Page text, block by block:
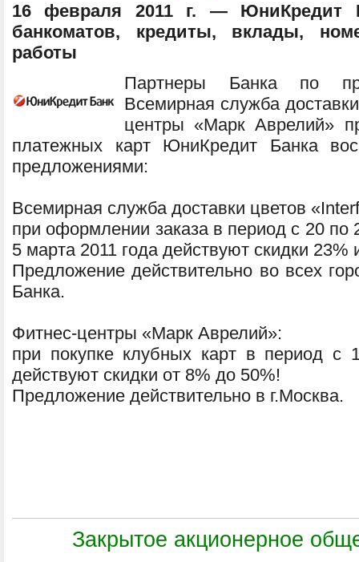
16 февраля 2011 г. — ЮниКредит
банкоматов, кредиты, вклады,
работы
Партнеры Банка по
Всемирная служба
центры «Марк Аврелий»
платежных карт ЮниКредит Банка
предложениями:
Всемирная служба доставки цветов
при оформлении заказа в период с 20 по
5 марта 2011 года действуют скидки 23%
Предложение действительно во всех
Банка.
Фитнес-центры «Марк Аврелий»:
при покупке клубных карт в период с
действуют скидки от 8% до 50%!
Предложение действительно в г.Москва.
Закрытое акционерное